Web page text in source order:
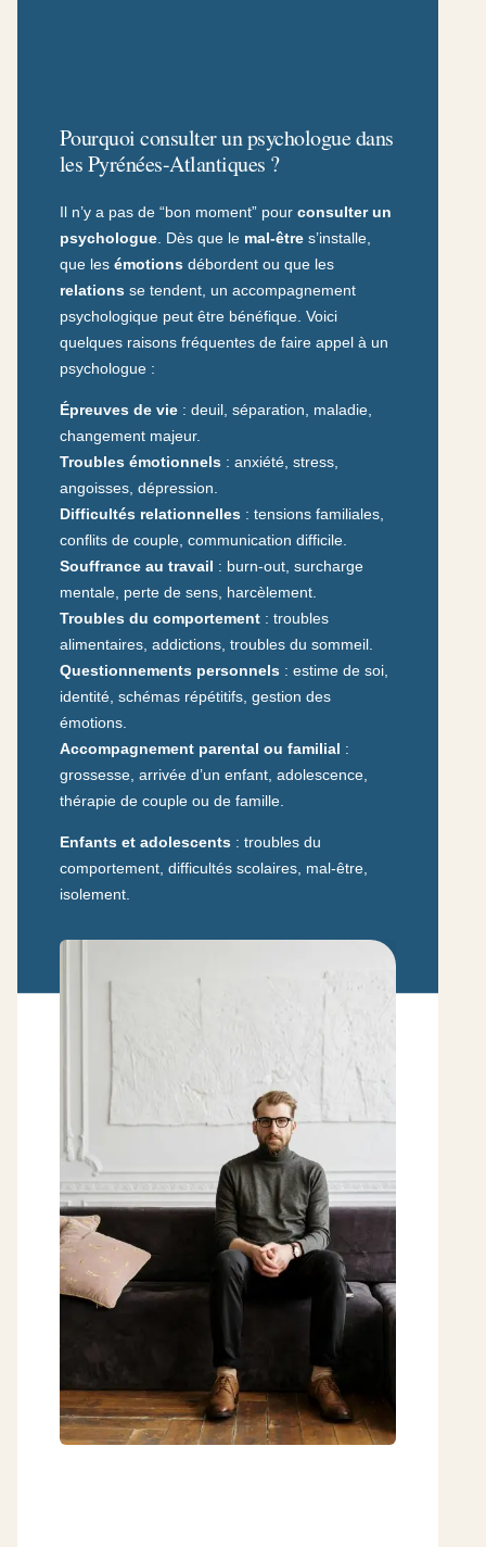
Pourquoi consulter un psychologue dans
les Pyrénées-Atlantiques ?
Il n’y a pas de “bon moment” pour consulter un
psychologue. Dès que le mal-êtres’installe,
que les émotionsdébordent ou que les
relationsse tendent, un accompagnement
psychologique peut être bénéfique. Voici
quelques raisons fréquentes de faire appel à un
psychologue :
Épreuves de vie: deuil, séparation, maladie,
changement majeur.
Troubles émotionnels: anxiété, stress,
angoisses, dépression.
Difficultés relationnelles: tensions familiales,
conflits de couple, communication difficile.
Souffrance au travail : burn-out, surcharge
mentale, perte de sens, harcèlement.
Troubles du comportement: troubles
alimentaires, addictions, troubles du sommeil.
Questionnements personnels: estime de soi,
identité, schémas répétitifs, gestion des
émotions.
Accompagnement parental ou familial :
grossesse, arrivée d’un enfant, adolescence,
thérapie de couple ou de famille.
Enfants et adolescents: troubles du
comportement, difficultés scolaires, mal-être,
isolement.